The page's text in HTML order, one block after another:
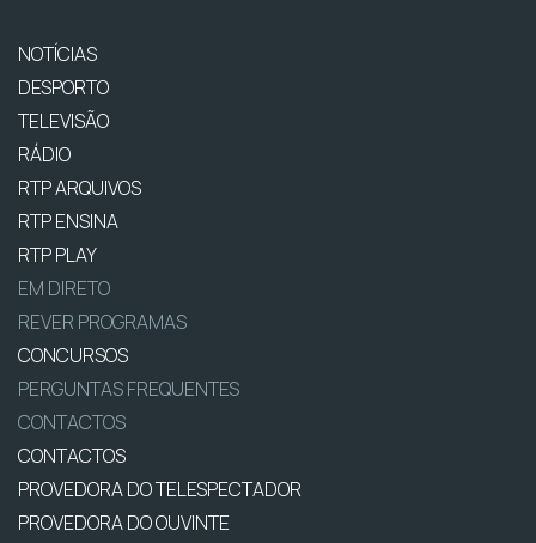
NOTÍCIAS
DESPORTO
TELEVISÃO
RÁDIO
RTP ARQUIVOS
RTP ENSINA
RTP PLAY
EM DIRETO
REVER PROGRAMAS
CONCURSOS
PERGUNTAS FREQUENTES
CONTACTOS
CONTACTOS
PROVEDORA DO TELESPECTADOR
PROVEDORA DO OUVINTE